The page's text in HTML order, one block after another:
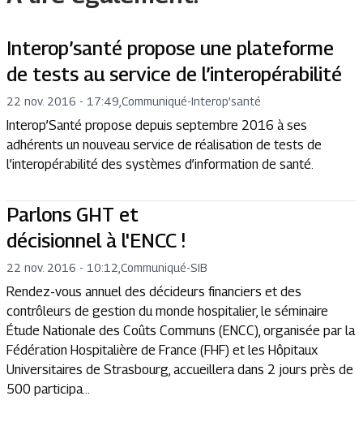
Interop’santé propose une plateforme
de tests au service de l’interopérabilité
22 nov. 2016 - 17:49 Communiqué-Interop’santé
Interop’Santé propose depuis septembre 2016 à ses
adhérents un nouveau service de réalisation de tests de
l’interopérabilité des systèmes d’information de santé.
Parlons GHT et
décisionnel à l'ENCC !
22 nov. 2016 - 10:12 Communiqué-SIB
Rendez-vous annuel des décideurs financiers et des
contrôleurs de gestion du monde hospitalier, le séminaire
Étude Nationale des Coûts Communs (ENCC), organisée par la
Fédération Hospitalière de France (FHF) et les Hôpitaux
Universitaires de Strasbourg, accueillera dans 2 jours près de
500 participa...